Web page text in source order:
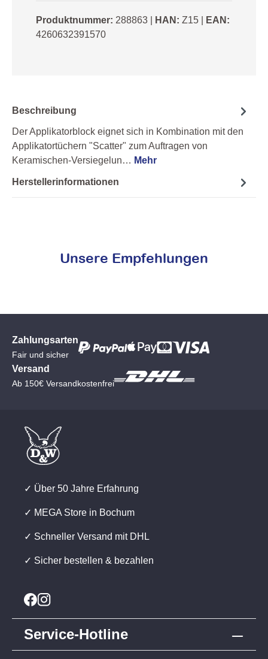
Produktnummer: 288863 HAN: Z15
EAN:
4260632391570
Beschreibung
Der Applikatorblock eignet sich in Kombination mit den
Applikatortüchern "Scatter" zum Auftragen von
Keramischen-Versiegelun… Mehr
Herstellerinformationen
Unsere Empfehlungen
Zahlungsarten
Fair und sicher
Versand
Ab 150€ Versandkostenfrei
✓ Über 50 Jahre Erfahrung
✓ MEGA Store in Bochum
✓ Schneller Versand mit DHL
✓ Sicher bestellen & bezahlen
Service-Hotline